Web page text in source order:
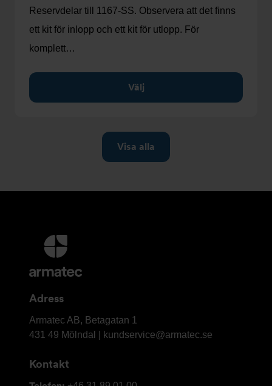
Reservdelar till 1167-SS. Observera att det finns
ett kit för inlopp och ett kit för utlopp. För
komplett…
Välj
Ytterligare
information
och
Adress
Armatec
AB
Armatec AB, Betagatan 1
431 49 Mölndal |
kundservice@armatec.se
Kontakt